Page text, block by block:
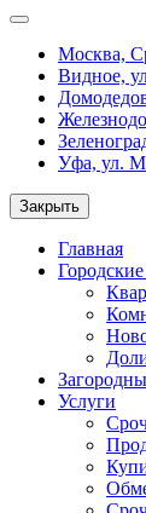
Москва,
Видное,
Уфа, ул.
Закрыть
Главная
Услуги